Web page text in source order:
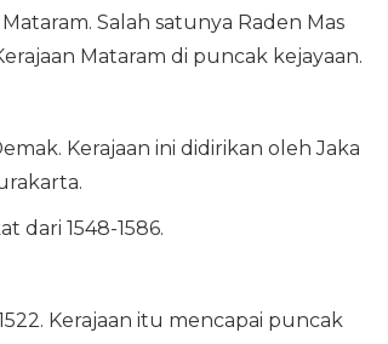
Salah satunya Raden Mas
Mataram di puncak kejayaan.
Kerajaan ini didirikan oleh Jaka
dari 1548-1586.
Kerajaan itu mencapai puncak